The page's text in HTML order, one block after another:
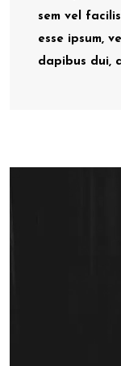
sem vel
esse ipsum,
dapibus dui,